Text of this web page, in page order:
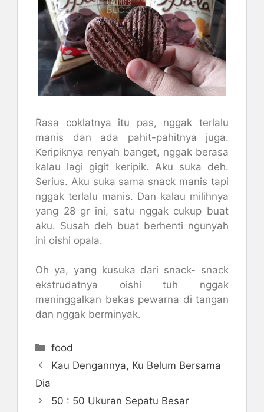
Rasa coklatnya itu pas, nggak terlalu
manis dan ada pahit-pahitnya juga.
Keripiknya renyah banget, nggak berasa
kalau lagi gigit keripik. Aku suka deh.
Serius. Aku suka sama snack manis tapi
nggak terlalu manis. Dan kalau milihnya
yang 28 gr ini, satu nggak cukup buat
aku. Susah deh buat berhenti ngunyah
ini oishi opala.
Oh ya, yang kusuka dari snack- snack
ekstrudatnya oishi tuh nggak
meninggalkan bekas pewarna di tangan
dan nggak berminyak.
Kategori
food
Kau Dengannya, Ku Belum Bersama
Dia
50 : 50 Ukuran Sepatu Besar